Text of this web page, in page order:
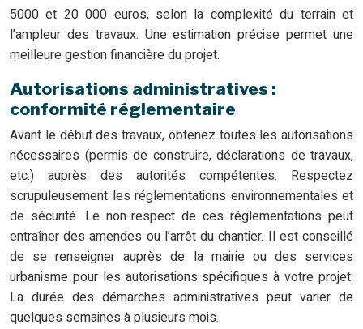
5000 et 20 000 euros, selon la complexité du terrain et
l’ampleur des travaux. Une estimation précise permet une
meilleure gestion financière du projet.
Autorisations administratives :
conformité réglementaire
Avant le début des travaux, obtenez toutes les autorisations
nécessaires (permis de construire, déclarations de travaux,
etc.) auprès des autorités compétentes. Respectez
scrupuleusement les réglementations environnementales et
de sécurité. Le non-respect de ces réglementations peut
entraîner des amendes ou l’arrêt du chantier. Il est conseillé
de se renseigner auprès de la mairie ou des services
urbanisme pour les autorisations spécifiques à votre projet.
La durée des démarches administratives peut varier de
quelques semaines à plusieurs mois.